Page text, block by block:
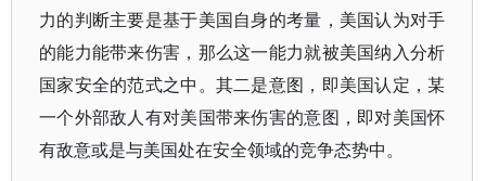
力的判断主要是基于美国自身的考量，美国认为对手
的能力能带来伤害，那么这一能力就被美国纳入分析
国家安全的范式之中。其二是意图，即美国认定，某
一个外部敌人有对美国带来伤害的意图，即对美国怀
有敌意或是与美国处在安全领域的竞争态势中。